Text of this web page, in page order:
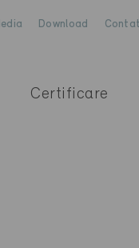
Download
Certificare